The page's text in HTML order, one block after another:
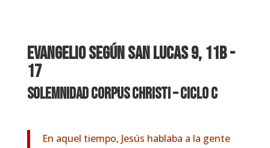
EVANGELIO SEGÚN SANLUCAS 9, 11b -
17
Solemnidad Corpus Christi – Ciclo C
En aquel tiempo, Jesús hablaba a la gente